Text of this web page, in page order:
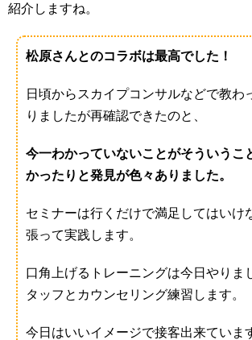
紹介しますね。
松原さんとのコラボは最高でした！
日頃からスカイプコンサルなどで教わ
りましたが再確認できたのと、
今一わかっていないことがそういうこ
かったりと発見が色々ありました。
セミナーは行くだけで満足してはいけ
張って実践します。
口角上げるトレーニングは今日やりま
タッフとカウンセリング練習します。
今日はいいイメージで接客出来ていま